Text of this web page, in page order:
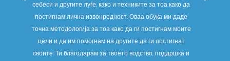
себеси и другите луѓе, како и техниките за тоа како да
постигнам лична извонредност. Оваа обука ми даде
точна методологија за тоа како да ги постигнам моите
цели и да им помогнам на другите да ги постигнат
своите. Ти благодарам за твоето водство, поддршка и